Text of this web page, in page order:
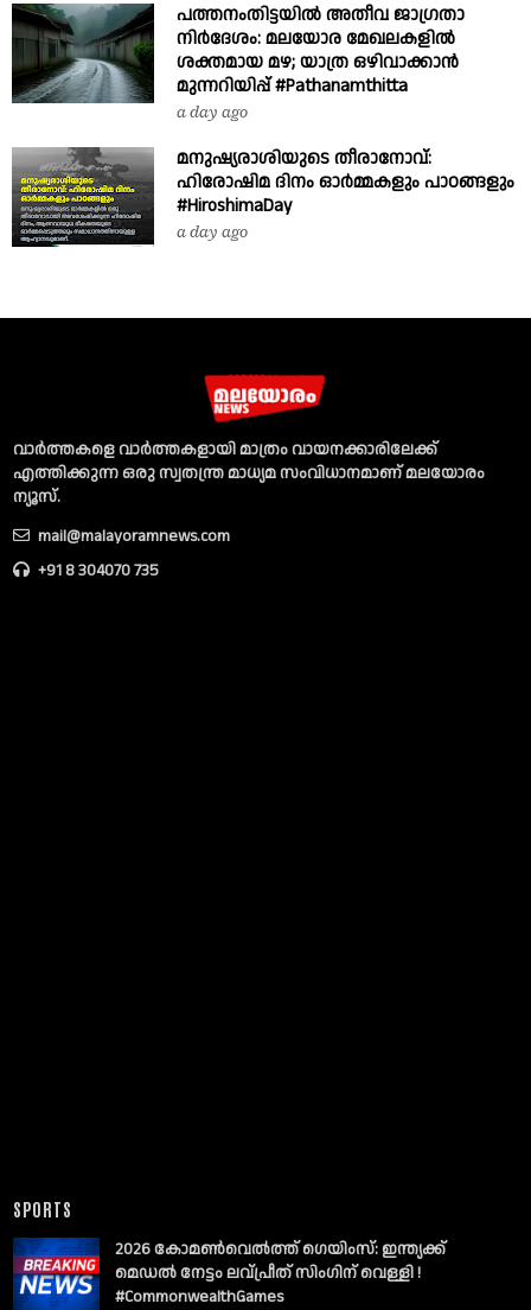
പത്തനംതിട്ടയിൽ അതീവ ജാഗ്രതാ
നിർദേശം: മലയോര മേഖലകളിൽ
ശക്തമായ മഴ; യാത്ര ഒഴിവാക്കാൻ
മുന്നറിയിപ്പ് #Pathanamthitta
a day ago
മനുഷ്യരാശിയുടെ തീരാനോവ്:
ഹിരോഷിമ ദിനം ഓർമ്മകളും പാഠങ്ങളും
#HiroshimaDay
a day ago
വാര്‍ത്തകളെ വാര്‍ത്തകളായി മാത്രം വായനക്കാരിലേക്ക്
എത്തിക്കുന്ന ഒരു സ്വതന്ത്ര മാധ്യമ സംവിധാനമാണ് മലയോരം
ന്യൂസ്‌.
mail@malayoramnews.com
+91 8 304070 735
SPORTS
2026 കോമൺവെൽത്ത് ഗെയിംസ്: ഇന്ത്യക്ക്
മെഡൽ നേട്ടം ലവ്പ്രീത് സിംഗിന് വെള്ളി !
#CommonwealthGames